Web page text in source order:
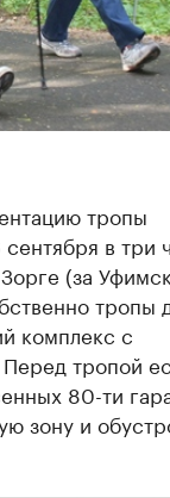
тропы
в три
(за
тропы
комплекс с
тропой
80-ти
зону и